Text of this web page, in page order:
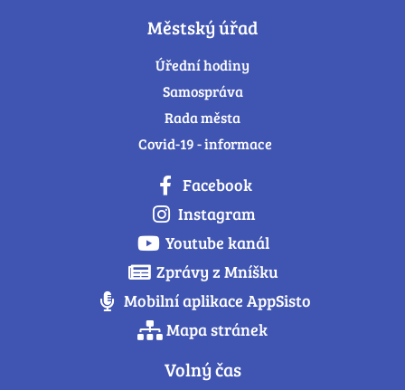
Městský úřad
Úřední hodiny
Samospráva
Rada města
Covid-19 - informace
Facebook
Instagram
Youtube kanál
Zprávy z Mníšku
Mobilní aplikace AppSisto
Mapa stránek
Volný čas